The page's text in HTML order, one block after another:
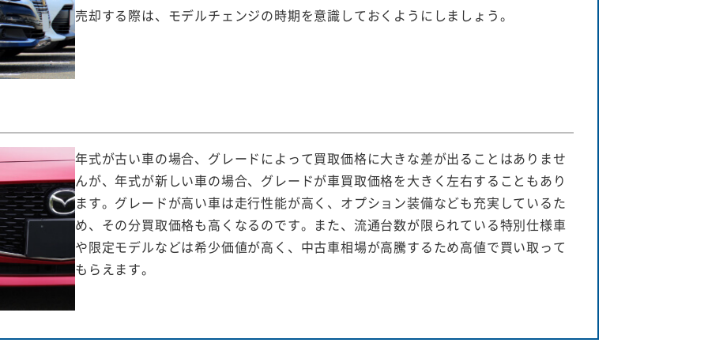
売却する際は、モデルチェンジの時期を意識しておくようにしましょう。
年式が古い車の場合、グレードによって買取価格に大きな差が出ることはありませ
んが、年式が新しい車の場合、グレードが車買取価格を大きく左右することもあり
ます。グレードが高い車は走行性能が高く、オプション装備なども充実しているた
め、その分買取価格も高くなるのです。また、流通台数が限られている特別仕様車
や限定モデルなどは希少価値が高く、中古車相場が高騰するため高値で買い取って
もらえます。